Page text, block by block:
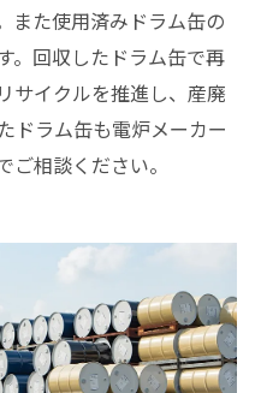
また使用済みドラム缶の
。回収したドラム缶で再
サイクルを推進し、産廃
ドラム缶も電炉メーカー
相談ください。